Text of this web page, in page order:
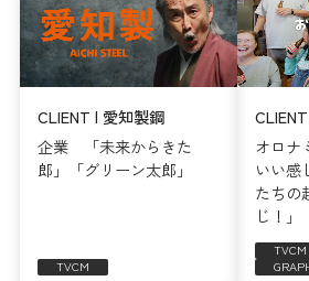
CLIENT | 愛知製鋼
企業 「未来からきた
郎」「グリーン太郎」
TVCM
オロ
いい感
たちの
じ！」
TVCM